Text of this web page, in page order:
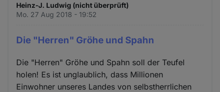
Heinz-J. Ludwig (nicht überprüft)
Mo. 27 Aug 2018 - 19:52
Die "Herren" Gröhe und Spahn
Die "Herren" Gröhe und Spahn soll der Teufel
holen! Es ist unglaublich, dass Millionen
Einwohner unseres Landes von selbstherrlichen